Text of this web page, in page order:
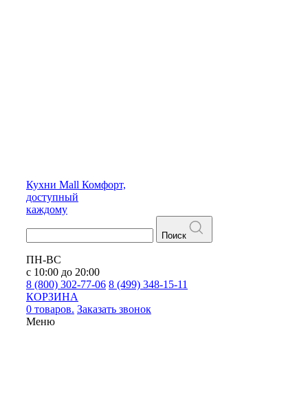
Кухни Mall Комфорт,
доступный
каждому
Поиск
ПН-ВС
с 10:00 до 20:00
8 (800) 302-77-06 8 (499) 348-15-11
КОРЗИНА
0 товаров. Заказать звонок
Меню